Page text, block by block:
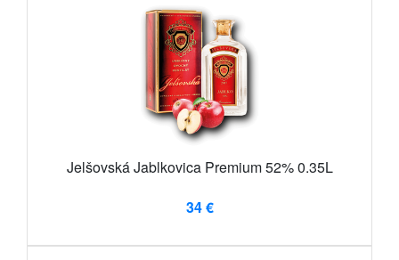
Jelšovská Jablkovica Premium 52% 0.35L
34 €